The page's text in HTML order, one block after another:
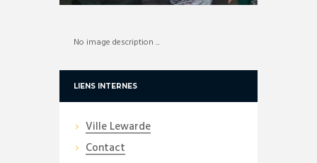
No image description ...
LIENS INTERNES
Ville Lewarde
Contact